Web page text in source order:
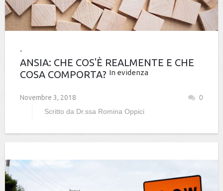
ANSIA: CHE COS'È REALMENTE E CHE
COSA COMPORTA? In evidenza
Novembre 3, 2018
0
Scritto da Dr.ssa Romina Oppici